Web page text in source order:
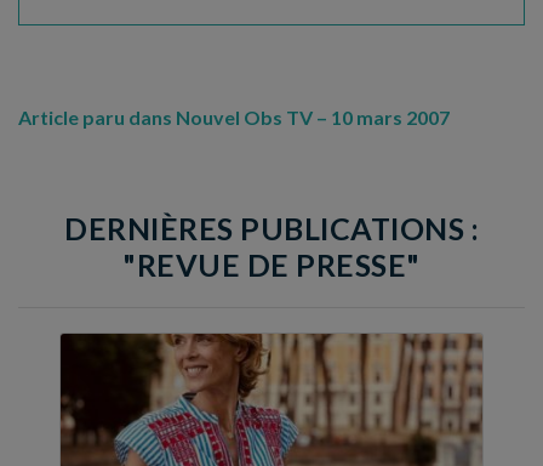
Article paru dans Nouvel Obs TV – 10 mars 2007
DERNIÈRES PUBLICATIONS :
"REVUE DE PRESSE"